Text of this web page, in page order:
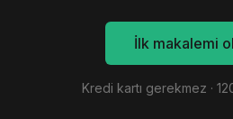
İlk makalemi
Kredi kartı gerekmez ·